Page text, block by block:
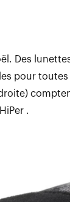
Des
pour
.